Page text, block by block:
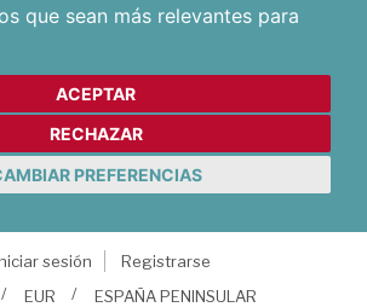
que sean más relevantes para
ACEPTAR
RECHAZAR
PREFERENCIAS
sesión
Registrarse
EUR ESPAÑA PENINSULAR